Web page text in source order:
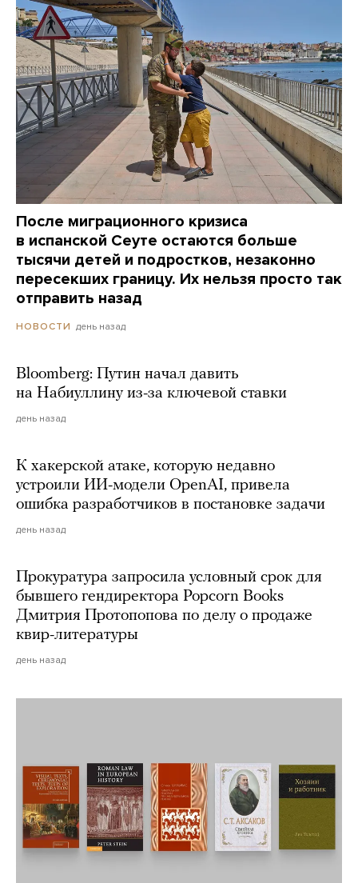
После миграционного кризиса
в испанской Сеуте остаются больше
тысячи детей и подростков, незаконно
пересекших границу. Их нельзя просто так
отправить назад
НОВОСТИ день назад
Bloomberg: Путин начал давить
на Набиуллину из-за ключевой ставки
день назад
К хакерской атаке, которую недавно
устроили ИИ-модели OpenAI, привела
ошибка разработчиков в постановке задачи
день назад
Прокуратура запросила условный срок для
бывшего гендиректора Popcorn Books
Дмитрия Протопопова по делу о продаже
квир-литературы
день назад